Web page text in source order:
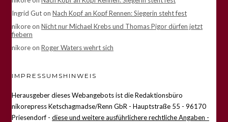
Ingrid Guton Nach Kopf an Kopf Rennen: Siegerin steht fest
nikoreon Nicht nur Michael Krebs und Thomas Pigor dürfen jetzt
fiebern
nikoreon Roger Waters wehrt sich
IMPRESSUMSHINWEIS
Herausgeber dieses Webangebots ist die Redaktionsbüro
nikorepress Ketschagmadse/Renn GbR - Hauptstraße 55 - 96170
Priesendorf - diese und weitere ausführlichere rechtliche Angaben -